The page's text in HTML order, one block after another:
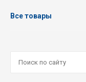
Все товары